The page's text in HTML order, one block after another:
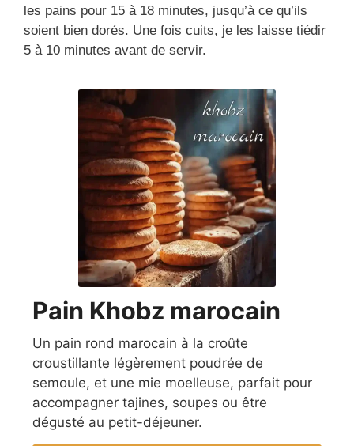
les pains pour 15 à 18 minutes, jusqu’à ce qu’ils
soient bien dorés. Une fois cuits, je les laisse tiédir
5 à 10 minutes avant de servir.
Pain Khobz marocain
Un pain rond marocain à la croûte
croustillante légèrement poudrée de
semoule, et une mie moelleuse, parfait pour
accompagner tajines, soupes ou être
dégusté au petit-déjeuner.